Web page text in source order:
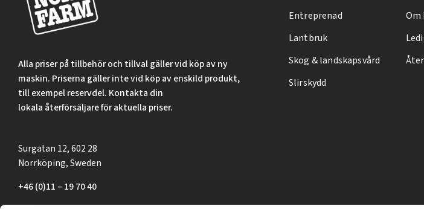
Alla priser på tillbehör och tillval gäller vid köp av ny
maskin. Priserna gäller inte vid köp av enskild produkt,
till exempel reservdel. Kontakta din
lokala återförsäljare för aktuella priser.
Surgatan 12, 602 28
Norrköping, Sweden
+46 (0)11 – 19 70 40
Entreprenad
Lantbruk
Skog & landskapsvård
Slirskydd
Om